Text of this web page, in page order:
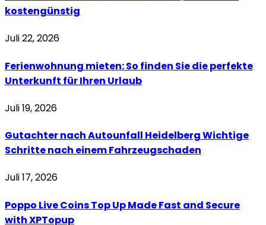
kostengünstig
Juli 22, 2026
Ferienwohnung mieten: So finden Sie die perfekte
Unterkunft für Ihren Urlaub
Juli 19, 2026
Gutachter nach Autounfall Heidelberg Wichtige
Schritte nach einem Fahrzeugschaden
Juli 17, 2026
Poppo Live Coins Top Up Made Fast and Secure
with XPTopup